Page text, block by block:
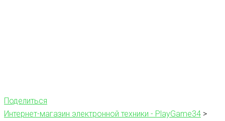
Поделиться
Интернет-магазин электронной техники - PlayGame34 >